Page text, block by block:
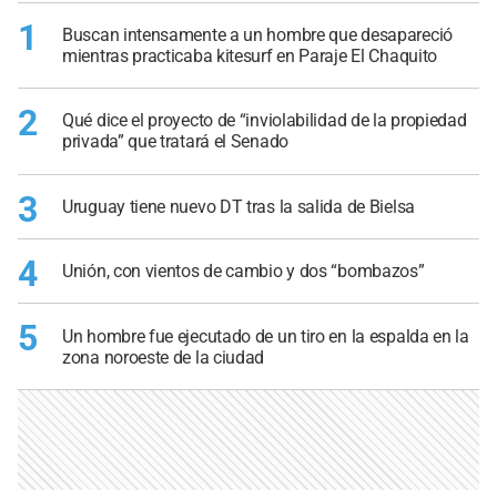
1
Buscan intensamente a un hombre que desapareció
mientras practicaba kitesurf en Paraje El Chaquito
2
Qué dice el proyecto de “inviolabilidad de la propiedad
privada” que tratará el Senado
3 Uruguay tiene nuevo DT tras la salida de Bielsa
4 Unión, con vientos de cambio y dos “bombazos”
5
Un hombre fue ejecutado de un tiro en la espalda en la
zona noroeste de la ciudad